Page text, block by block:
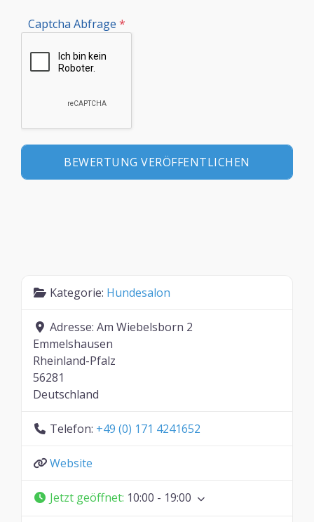
Captcha Abfrage *
Kategorie: Hundesalon
Adresse: Am Wiebelsborn 2
Emmelshausen
Rheinland-Pfalz
56281
Deutschland
Telefon: +49 (0) 171 4241652
Website
Jetzt geöffnet: 10:00 - 19:00